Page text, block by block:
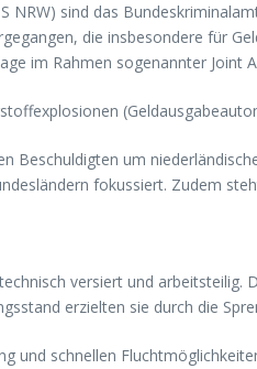
sind das
die insbesondere für
im Rahmen sogenannter
Beschuldigten um
fokussiert. Zudem
versiert und
erzielten sie durch die
und schnellen